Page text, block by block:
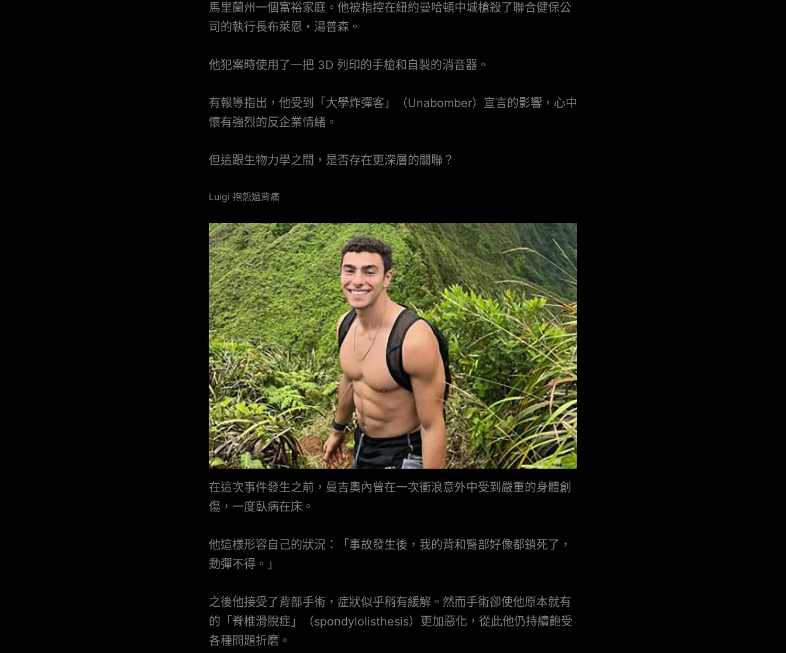
馬里蘭州一個富裕家庭。他被指控在紐約曼哈頓中城槍殺了聯合健保公
司的執行長布萊恩・湯普森。
他犯案時使用了一把 3D 列印的手槍和自製的消音器。
有報導指出，他受到「大學炸彈客」（Unabomber）宣言的影響，心中
懷有強烈的反企業情緒。
但這跟生物力學之間，是否存在更深層的關聯？
Luigi 抱怨過背痛
在這次事件發生之前，曼吉奧內曾在一次衝浪意外中受到嚴重的身體創
傷，一度臥病在床。
他這樣形容自己的狀況：「事故發生後，我的背和臀部好像都鎖死了，
動彈不得。」
之後他接受了背部手術，症狀似乎稍有緩解。然而手術卻使他原本就有
的「脊椎滑脫症」（spondylolisthesis）更加惡化，從此他仍持續飽受
各種問題折磨。